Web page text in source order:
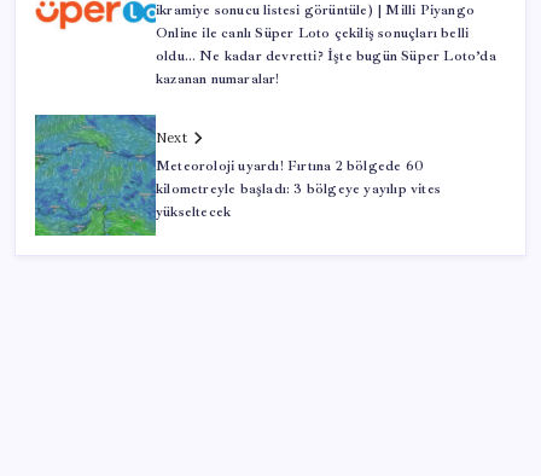
ikramiye sonucu listesi görüntüle) | Milli Piyango
Online ile canlı Süper Loto çekiliş sonuçları belli
oldu… Ne kadar devretti? İşte bugün Süper Loto’da
kazanan numaralar!
Next
Meteoroloji uyardı! Fırtına 2 bölgede 60
kilometreyle başladı: 3 bölgeye yayılıp vites
yükseltecek